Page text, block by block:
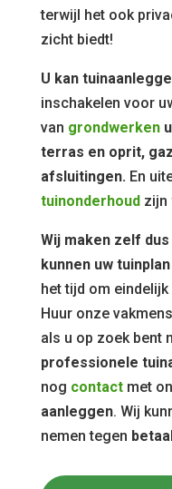
terwijl het ook
zicht biedt!
U kan
inschakelen voor
van grondwerken
terras en oprit,
afsluitingen. En
tuinonderhoudzijn
Wij maken zelf
kunnen uw
het tijd om
Huur onze
als u op zoek bent
professionele
nog contactmet
aanleggen. Wij
nemen tegen